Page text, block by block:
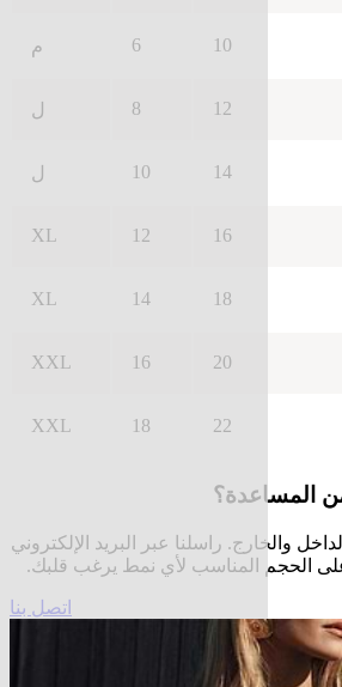
م 6 10
ل 8 12
ل 10 14
XL 12 16
XL 14 18
XXL 16 20
XXL 18 22
المساعدة؟
والخارج. راسلنا عبر البريد الإلكتروني
الحجم المناسب لأي نمط يرغب قلبك.
اتصل بنا